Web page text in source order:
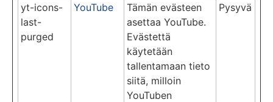
yt-icons-
last-
purged
YouTube
Tämän evästeen
asettaa YouTube.
Evästettä
käytetään
tallentamaan tieto
siitä, milloin
YouTuben
Pysyvä